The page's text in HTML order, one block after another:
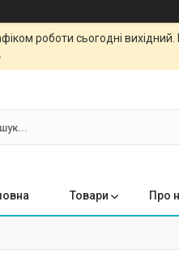
роботи сьогодні
Товари Про